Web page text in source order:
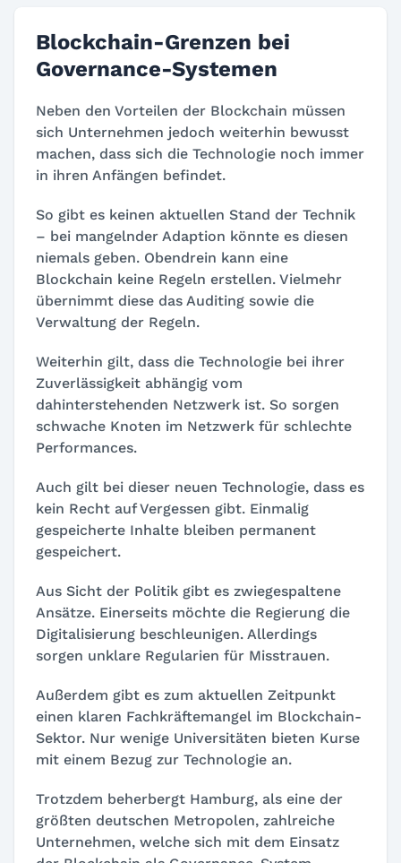
Blockchain-Grenzen bei
Governance-Systemen
Neben den Vorteilen der Blockchain müssen
sich Unternehmen jedoch weiterhin bewusst
machen, dass sich die Technologie noch immer
in ihren Anfängen befindet.
So gibt es keinen aktuellen Stand der Technik
– bei mangelnder Adaption könnte es diesen
niemals geben. Obendrein kann eine
Blockchain keine Regeln erstellen. Vielmehr
übernimmt diese das Auditing sowie die
Verwaltung der Regeln.
Weiterhin gilt, dass die Technologie bei ihrer
Zuverlässigkeit abhängig vom
dahinterstehenden Netzwerk ist. So sorgen
schwache Knoten im Netzwerk für schlechte
Performances.
Auch gilt bei dieser neuen Technologie, dass es
kein Recht auf Vergessen gibt. Einmalig
gespeicherte Inhalte bleiben permanent
gespeichert.
Aus Sicht der Politik gibt es zwiegespaltene
Ansätze. Einerseits möchte die Regierung die
Digitalisierung beschleunigen. Allerdings
sorgen unklare Regularien für Misstrauen.
Außerdem gibt es zum aktuellen Zeitpunkt
einen klaren Fachkräftemangel im Blockchain-
Sektor. Nur wenige Universitäten bieten Kurse
mit einem Bezug zur Technologie an.
Trotzdem beherbergt Hamburg, als eine der
größten deutschen Metropolen, zahlreiche
Unternehmen, welche sich mit dem Einsatz